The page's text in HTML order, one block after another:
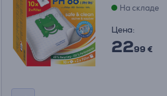
На складе
Цена:
2299 €